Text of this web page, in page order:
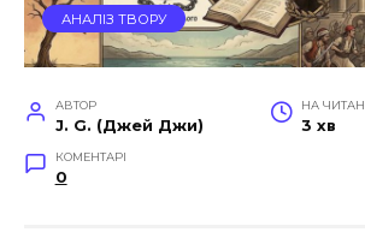
АНАЛІЗ ТВОРУ
АВТОР
J. G. (Джей Джи)
НА
3 хв
КОМЕНТАРІ
0